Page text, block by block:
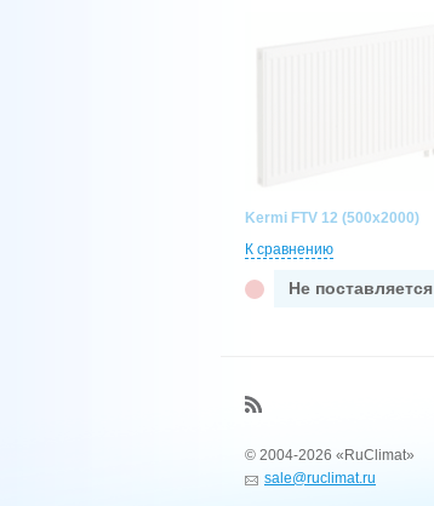
Kermi FTV 12 (500x2000)
К сравнению
Не поставляется
© 2004-2026 «RuClimat»
sale@ruclimat.ru